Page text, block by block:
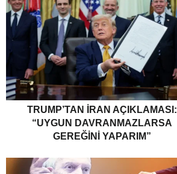
TRUMP’TAN İRAN AÇIKLAMASI:
“UYGUN DAVRANMAZLARSA
GEREĞINI YAPARIM”